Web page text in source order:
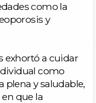
como la
y
exhortó a cuidar
como
plena y saludable,
que la